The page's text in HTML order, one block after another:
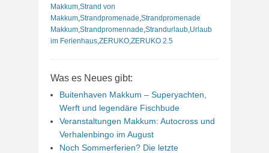
Makkum Strand von
Makkum Strandpromenade Strandpromenade
Makkum Strandpromennade Strandurlaub Urlaub
im Ferienhaus ZERUKO ZERUKO 2.5
Was es Neues gibt:
Buitenhaven Makkum – Superyachten,
Werft und legendäre Fischbude
Veranstaltungen Makkum: Autocross und
Verhalenbingo im August
Noch Sommerferien? Die letzte